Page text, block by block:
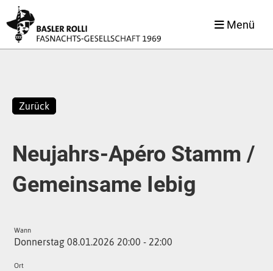
Menü
Zurück
Neujahrs-Apéro Stamm /
Gemeinsame Iebig
Wann
Donnerstag 08.01.2026 20:00 - 22:00
Ort